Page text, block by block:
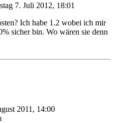
7. Juli 2012, 18:01
Ich habe 1.2 wobei ich mir
sicher bin. Wo wären sie denn
2011, 14:00